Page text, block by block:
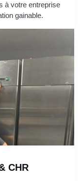
à votre entreprise
gainable.
CHR